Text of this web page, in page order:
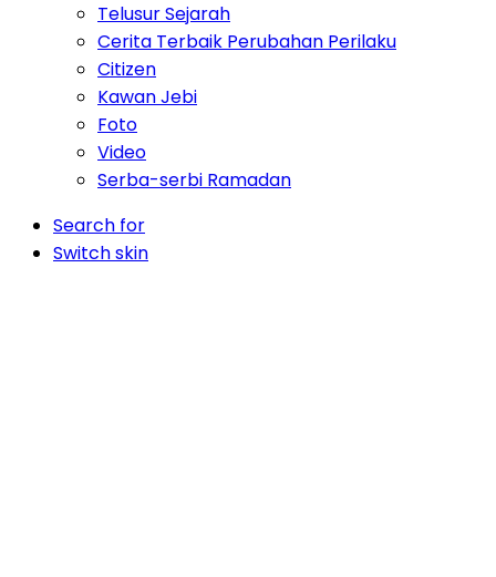
Telusur Sejarah
Cerita Terbaik Perubahan Perilaku
Citizen
Kawan Jebi
Foto
Video
Serba-serbi Ramadan
Search for
Switch skin